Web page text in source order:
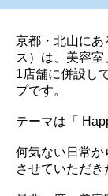
京都・北山にあ
ス）は、美容
1店舗に併設し
プです。
テーマは「
何気ない日常か
させていただき